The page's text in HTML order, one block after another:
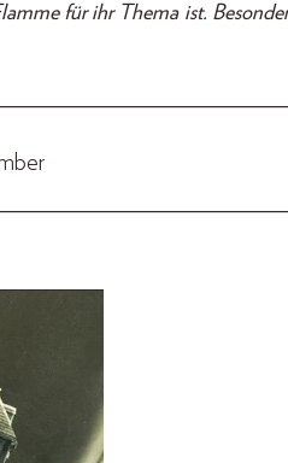
für ihr Thema ist.